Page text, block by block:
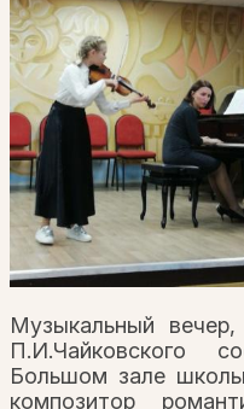
Музыкальный
П.И.Чайковского
Большом зале
композитор